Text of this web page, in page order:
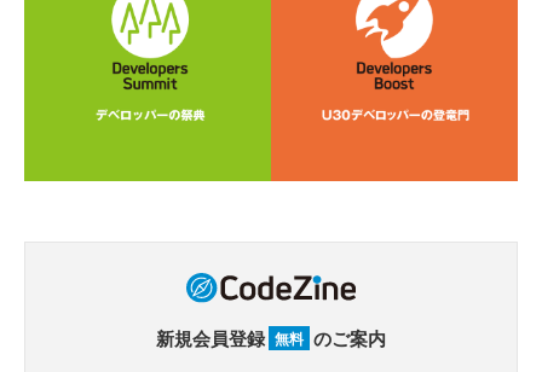
新規会員登録 無料 のご案内